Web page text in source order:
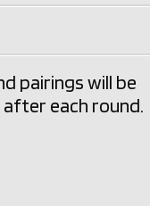
pairings will be
each round.